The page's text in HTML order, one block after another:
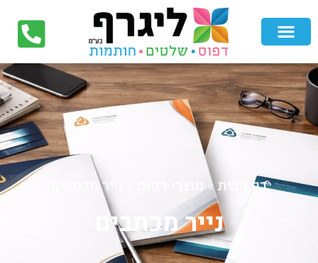
דף הבית» נייר מכתבים
נייר מכתבים